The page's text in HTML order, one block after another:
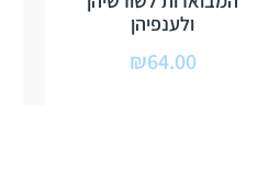
ולענפיהן
₪64.00